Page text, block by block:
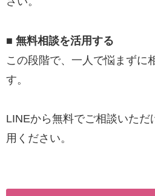
■ 無料相談を活用する
この段階で、一人で悩まずに
す。
LINEから無料でご相談いただ
用ください。